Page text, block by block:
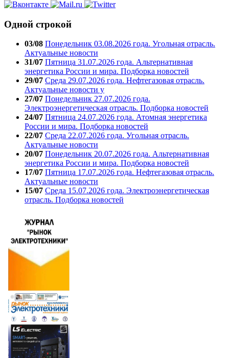
Одной строкой
03/08 Понедельник 03.08.2026 года. Угольная отрасль.
Актуальные новости
31/07 Пятница 31.07.2026 года. Альтернативная
энергетика России и мира. Подборка новостей
29/07 Среда 29.07.2026 года. Нефтегазовая отрасль.
Актуальные новости у
27/07 Понедельник 27.07.2026 года.
Электроэнергетическая отрасль. Подборка новостей
24/07 Пятница 24.07.2026 года. Атомная энергетика
России и мира. Подборка новостей
22/07 Среда 22.07.2026 года. Угольная отрасль.
Актуальные новости
20/07 Понедельник 20.07.2026 года. Альтернативная
энергетика России и мира. Подборка новостей
17/07 Пятница 17.07.2026 года. Нефтегазовая отрасль.
Актуальные новости
15/07 Среда 15.07.2026 года. Электроэнергетическая
отрасль. Подборка новостей